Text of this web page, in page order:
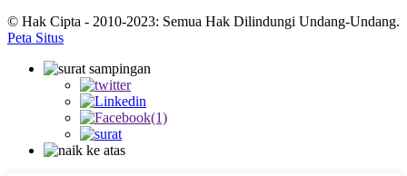
© Hak Cipta - 2010-2023: Semua Hak Dilindungi Undang-Undang.
Peta Situs